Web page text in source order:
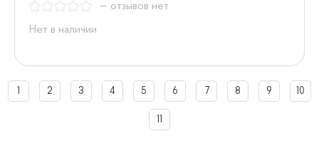
— отзывов нет
Нет в наличии
1 2 3 4 5 6 7 8 9 10
11